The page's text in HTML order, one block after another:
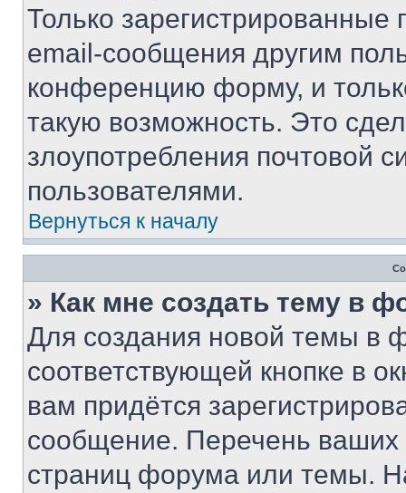
Только зарегистрированные
email-сообщения другим
конференцию форму, и
такую возможность. Это
злоупотребления почтовой
пользователями.
Вернуться к началу
» Как мне создать тему в
Для создания новой темы в
соответствующей кнопке в
вам придётся
сообщение. Перечень ваших
страниц форума или темы.